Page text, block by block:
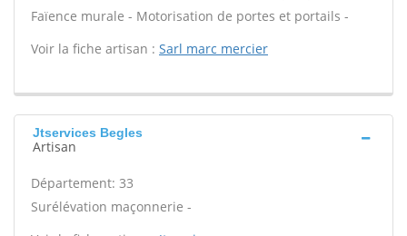
Faïence murale - Motorisation de portes et portails -
Voir la fiche artisan : Sarl marc mercier
Jtservices Begles
Artisan
Département: 33
Surélévation maçonnerie -